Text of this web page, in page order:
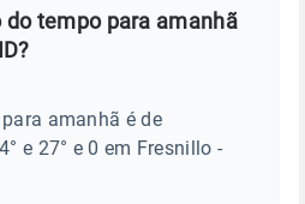
do tempo para amanhã
amanhã é de
e 27° e 0 em Fresnillo -